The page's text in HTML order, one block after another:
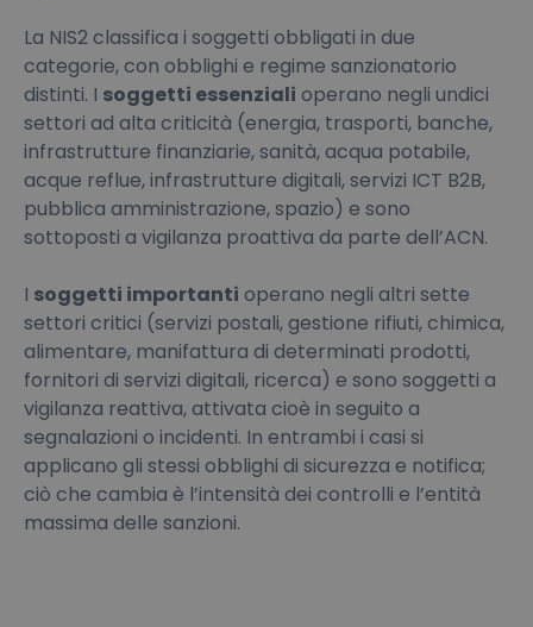
La NIS2 classifica i soggetti obbligati in due
categorie, con obblighi e regime sanzionatorio
distinti. I soggetti essenziali operano negli undici
settori ad alta criticità (energia, trasporti, banche,
infrastrutture finanziarie, sanità, acqua potabile,
acque reflue, infrastrutture digitali, servizi ICT B2B,
pubblica amministrazione, spazio) e sono
sottoposti a vigilanza proattiva da parte dell’ACN.
I soggetti importanti operano negli altri sette
settori critici (servizi postali, gestione rifiuti, chimica,
alimentare, manifattura di determinati prodotti,
fornitori di servizi digitali, ricerca) e sono soggetti a
vigilanza reattiva, attivata cioè in seguito a
segnalazioni o incidenti. In entrambi i casi si
applicano gli stessi obblighi di sicurezza e notifica;
ciò che cambia è l’intensità dei controlli e l’entità
massima delle sanzioni.